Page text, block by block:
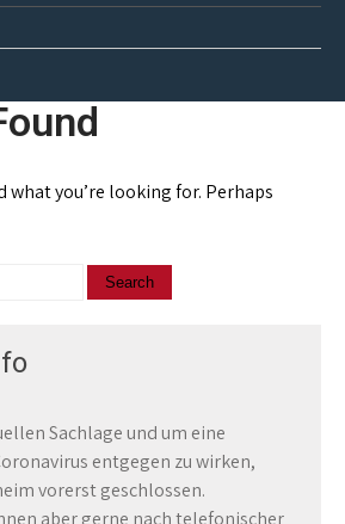
what you’re looking for. Perhaps
Sachlage und um eine
entgegen zu wirken,
vorerst geschlossen.
aber gerne nach telefonischer